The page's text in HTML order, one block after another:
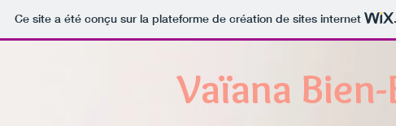
Ce site a été conçu sur la plateforme de création de sites internet
Vaïana